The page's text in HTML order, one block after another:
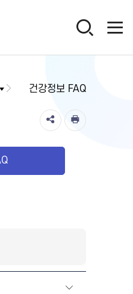
건강정보 FAQ